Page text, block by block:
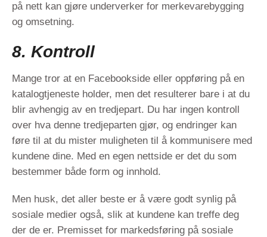
på nett kan gjøre underverker for merkevarebygging
og omsetning.
8. Kontroll
Mange tror at en Facebookside eller oppføring på en
katalogtjeneste holder, men det resulterer bare i at du
blir avhengig av en tredjepart. Du har ingen kontroll
over hva denne tredjeparten gjør, og endringer kan
føre til at du mister muligheten til å kommunisere med
kundene dine. Med en egen nettside er det du som
bestemmer både form og innhold.
Men husk, det aller beste er å være godt synlig på
sosiale medier også, slik at kundene kan treffe deg
der de er. Premisset for markedsføring på sosiale